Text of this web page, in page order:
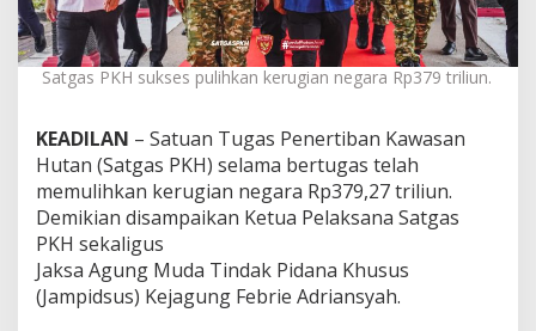
h
k
a
e
r
u
g
i
a
n
N
e
Satgas PKH sukses pulihkan kerugian negara Rp379 triliun.
KEADILAN – Satuan Tugas Penertiban Kawasan
Hutan (Satgas PKH) selama bertugas telah
memulihkan kerugian negara Rp379,27 triliun.
Demikian disampaikan Ketua Pelaksana Satgas
PKH sekaligus
Jaksa Agung Muda Tindak Pidana Khusus
(Jampidsus) Kejagung Febrie Adriansyah.